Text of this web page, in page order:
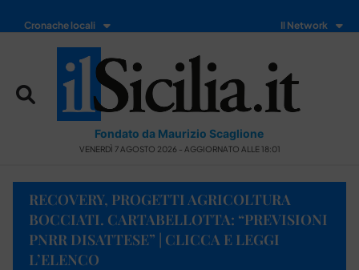
Cronache locali Il Network
Fondato da Maurizio Scaglione
VENERDÌ 7 AGOSTO 2026 - AGGIORNATO ALLE 18:01
RECOVERY, PROGETTI AGRICOLTURA
BOCCIATI. CARTABELLOTTA: “PREVISIONI
PNRR DISATTESE” | CLICCA E LEGGI
L’ELENCO